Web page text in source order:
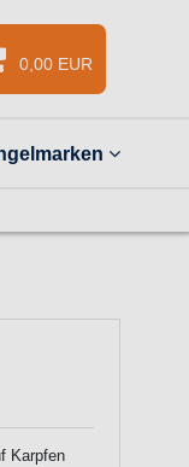
0,00 EUR
Karpfen